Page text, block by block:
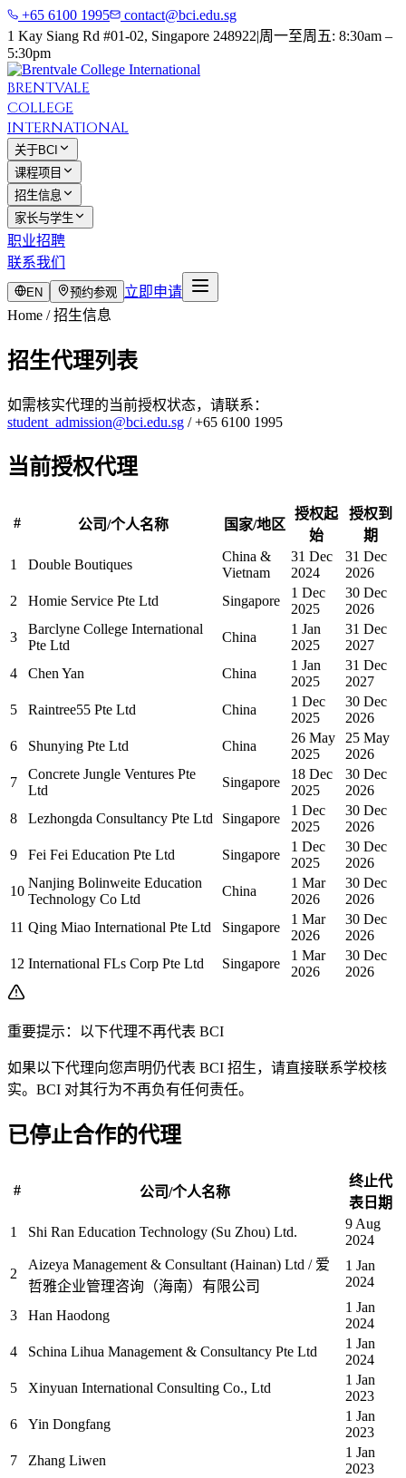
+65 6100 1995
contact@bci.edu.sg
1 Kay Siang Rd #01-02, Singapore 248922|周一至周五: 8:30am –
5:30pm
BRENTVALE
COLLEGE
INTERNATIONAL
关于BCI
课程项目
招生信息
家长与学生
职业招聘
联系我们
EN 预约参观 立即申请
Home / 招生信息
招生代理列表
如需核实代理的当前授权状态，请联系：
student_admission@bci.edu.sg / +65 6100 1995
当前授权代理
# 公司/个人名称 国家/地区
授权起
始
授权到
期
1
Double Boutiques
China &
Vietnam
31 Dec
2024
31 Dec
2026
2
Homie Service Pte Ltd Singapore
1 Dec
2025
30 Dec
2026
3
Barclyne College International
Pte Ltd
China
1 Jan
2025
31 Dec
2027
4
Chen Yan China
1 Jan
2025
31 Dec
2027
5
Raintree55 Pte Ltd China
1 Dec
2025
30 Dec
2026
6
Shunying Pte Ltd China
26 May
2025
25 May
2026
7
Concrete Jungle Ventures Pte
Ltd
Singapore
18 Dec
2025
30 Dec
2026
8
Lezhongda Consultancy Pte Ltd Singapore
1 Dec
2025
30 Dec
2026
9
Fei Fei Education Pte Ltd Singapore
1 Dec
2025
30 Dec
2026
10
Nanjing Bolinweite Education
Technology Co Ltd
China
1 Mar
2026
30 Dec
2026
11 Qing Miao International Pte Ltd Singapore
1 Mar
2026
30 Dec
2026
12 International FLs Corp Pte Ltd Singapore
1 Mar
2026
30 Dec
2026
重要提示：以下代理不再代表 BCI
如果以下代理向您声明仍代表 BCI 招生，请直接联系学校核
实。BCI 对其行为不再负有任何责任。
已停止合作的代理
# 公司/个人名称
终止代
表日期
1
Shi Ran Education Technology (Su Zhou) Ltd.
9 Aug
2024
2
Aizeya Management & Consultant (Hainan) Ltd / 爱
哲雅企业管理咨询（海南）有限公司
1 Jan
2024
3 Han Haodong
1 Jan
2024
4
Schina Lihua Management & Consultancy Pte Ltd
1 Jan
2024
5
Xinyuan International Consulting Co., Ltd
1 Jan
2023
6
Yin Dongfang
1 Jan
2023
7
Zhang Liwen
1 Jan
2023